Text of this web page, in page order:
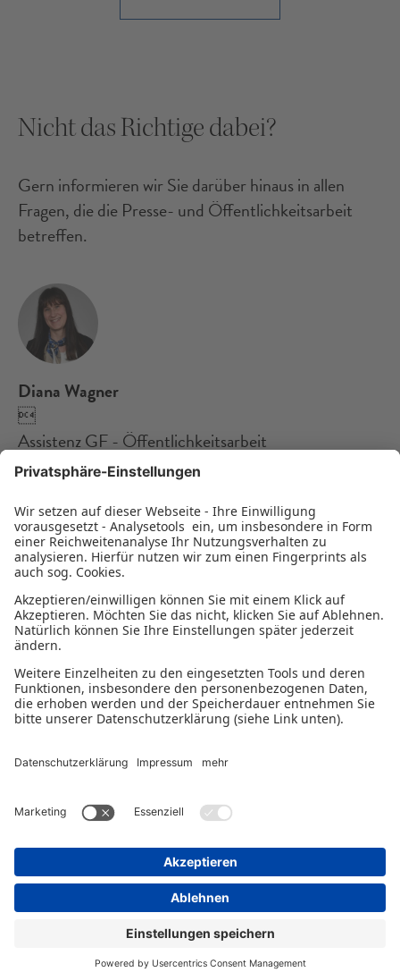
Nicht das Richtige dabei?
Gern informieren wir Sie darüber hinaus in allen
Fragen, die die Presse- und Öffentlichkeitsarbeit
betreffen.
Diana Wagner

Assistenz GF - Öffentlichkeitsarbeit
E-Mail schreiben
Telefon: 0391 7 37 52 21
Jederzeit per E-Mail oder telefonisch während der
Bürozeiten.
Impressum
Gender-Disclaimer
© 2026 - Ein Serviceangebot der Deutschen
Bürgschaftsbanken.